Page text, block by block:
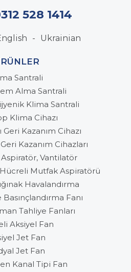
528 1414
Ukrainian
Santrali
Alma Santrali
Klima Santrali
Klima Cihazı
Geri Kazanım Cihazı
Geri Kazanım Cihazları
Vantilatör
Mutfak Aspiratörü
Havalandırma
Fanı
Tahliye Fanları
Aksiyel Fan
Jet Fan
Jet Fan
Kanal Tipi Fan